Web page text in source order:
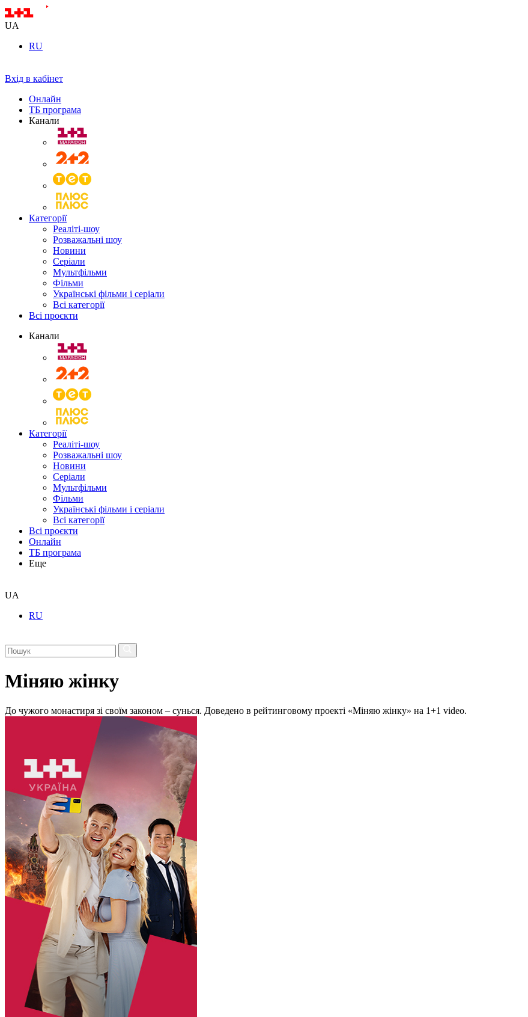
UA
RU
Вхід в кабінет
Онлайн
ТБ програма
Канали
Категорії
Реаліті-шоу
Розважальні шоу
Новини
Серіали
Мультфільми
Фільми
Українські фільми і серіали
Всі категорії
Всі проєкти
Канали
Категорії
Реаліті-шоу
Розважальні шоу
Новини
Серіали
Мультфільми
Фільми
Українські фільми і серіали
Всі категорії
Всі проєкти
Онлайн
ТБ програма
Еще
UA
RU
Міняю жінку
До чужого монастиря зі своїм законом – сунься. Доведено в рейтинговому проекті «Міняю жінку» на 1+1 video.